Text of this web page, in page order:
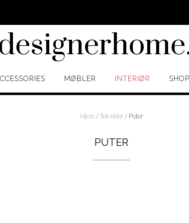
MØBLER INTERIØR
Hjem /Tekstiler/ Puter
PUTER